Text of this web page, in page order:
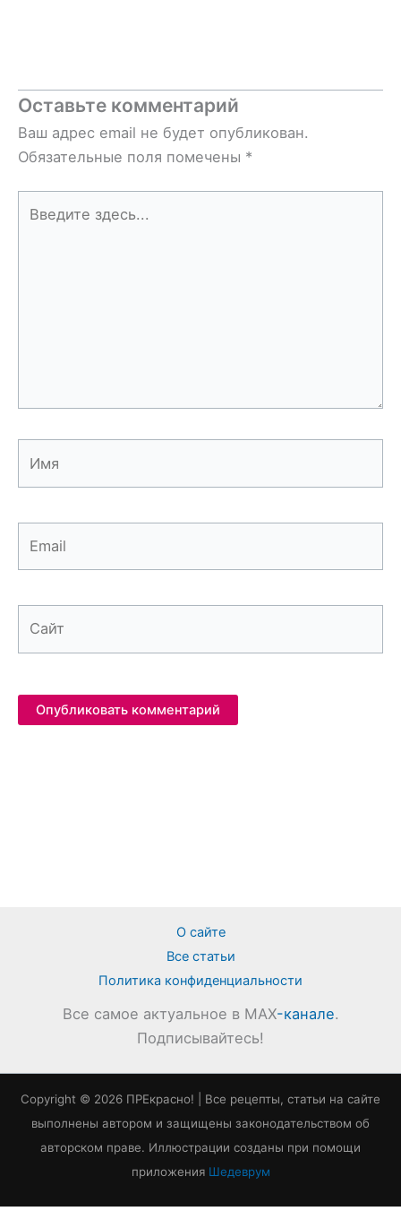
Оставьте комментарий
Ваш адрес email не будет опубликован.
Обязательные поля помечены *
здесь...
О сайте
Все статьи
Политика конфиденциальности
Все самое актуальное в MAX-канале.
Подписывайтесь!
Copyright © 2026 ПРЕкрасно! | Все рецепты, статьи на сайте
выполнены автором и защищены законодательством об
авторском праве. Иллюстрации созданы при помощи
приложения Шедеврум